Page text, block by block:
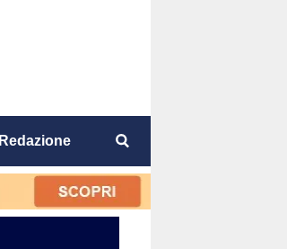
Redazione